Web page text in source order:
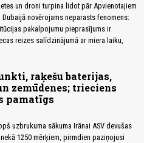
un droni turpina lidot pār Apvienotajiem
Dubaijā novērojams neparasts fenomens:
pakalpojumu pieprasījums ir
reizes salīdzinājumā ar miera laiku,
raķešu baterijas,
zemūdenes; trieciens
pamatīgs
uzbrukuma sākuma Irānai ASV devušas
1250 mērķiem, pirmdien paziņojusi